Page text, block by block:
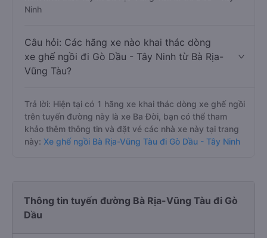
Ninh
Câu hỏi: Các hãng xe nào khai thác dòng
xe ghế ngồi đi Gò Dầu - Tây Ninh từ Bà Rịa-
Vũng Tàu?
Trả lời: Hiện tại có 1 hãng xe khai thác dòng xe ghế ngồi
trên tuyến đường này là xe Ba Đời, bạn có thể tham
khảo thêm thông tin và đặt vé các nhà xe này tại trang
này: Xe ghế ngồi Bà Rịa-Vũng Tàu đi Gò Dầu - Tây Ninh
Thông tin tuyến đường Bà Rịa-Vũng Tàu đi Gò
Dầu